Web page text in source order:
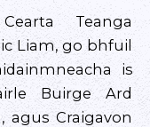
Teanga
Liam, go bhfuil
is
Buirge Ard
agus Craigavon